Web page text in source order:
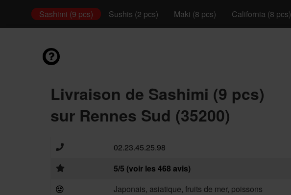
Sashimi (9 pcs) Sushis (2 pcs) Maki (8 pcs) California (8 pcs)
Livraison de Sashimi (9 pcs)
sur Rennes Sud (35200)
02.23.45.25.98
5/5 (voir les 468 avis)
Japonais, asiatique, fruits de mer, poissons